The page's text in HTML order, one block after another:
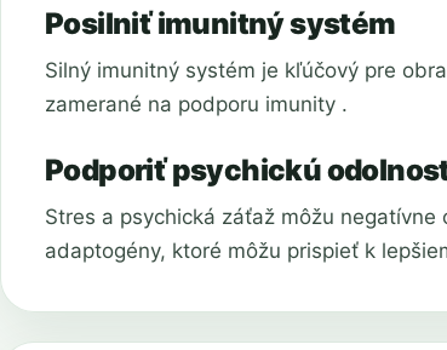
Posilniť imunitný systém
Silný imunitný systém je kľúčový pre
zamerané na podporu imunity .
Podporiť psychickú
Stres a psychická záťaž môžu
adaptogény, ktoré môžu prispieť k